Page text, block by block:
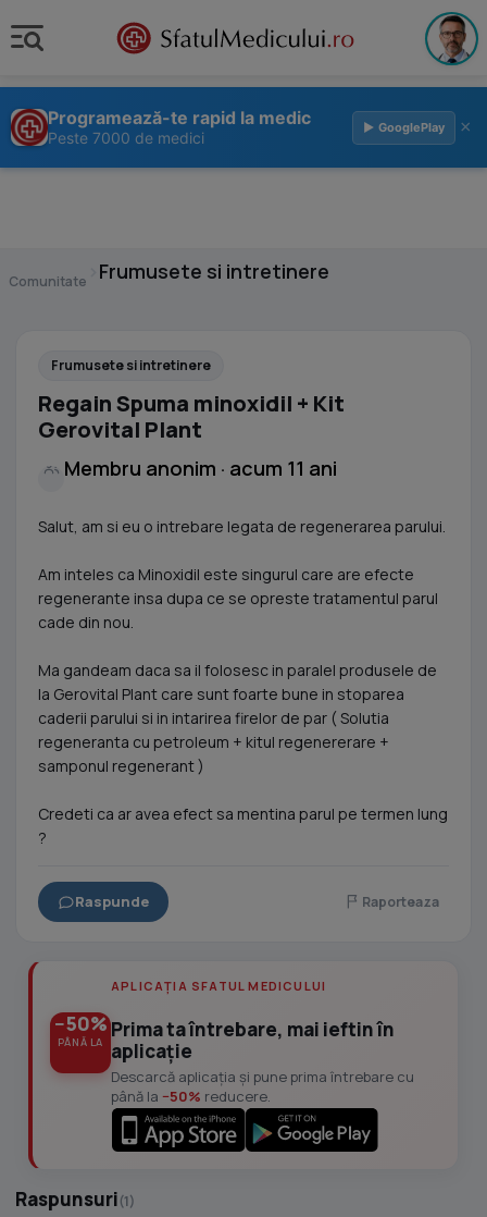
Programează-te rapid la medic
Peste 7000 de medici
▶ GooglePlay ×
Comunitate Frumusete si intretinere
Frumusete si intretinere
Regain Spuma minoxidil + Kit
Gerovital Plant
Membru anonim · acum 11 ani
Salut, am si eu o intrebare legata de regenerarea parului.
Am inteles ca Minoxidil este singurul care are efecte
regenerante insa dupa ce se opreste tratamentul parul
cade din nou.
Ma gandeam daca sa il folosesc in paralel produsele de
la Gerovital Plant care sunt foarte bune in stoparea
caderii parului si in intarirea firelor de par ( Solutia
regeneranta cu petroleum + kitul regenererare +
samponul regenerant )
Credeti ca ar avea efect sa mentina parul pe termen lung
?
Raspunde Raporteaza
−50%
PÂNĂ LA
APLICAȚIA SFATUL MEDICULUI
Prima ta întrebare, mai ieftin în
aplicație
Descarcă aplicația și pune prima întrebare cu
până la −50% reducere.
Raspunsuri(1)